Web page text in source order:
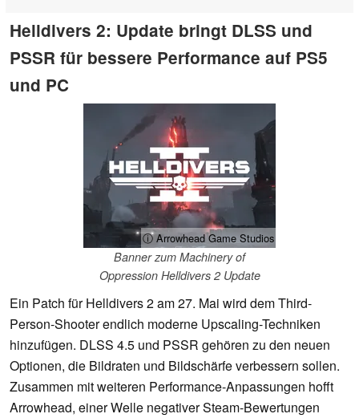
Helldivers 2: Update bringt DLSS und
PSSR für bessere Performance auf PS5
und PC
ⓘ Arrowhead Game Studios
Banner zum Machinery of
Oppression Helldivers 2 Update
Ein Patch für Helldivers 2 am 27. Mai wird dem Third-
Person-Shooter endlich moderne Upscaling-Techniken
hinzufügen. DLSS 4.5 und PSSR gehören zu den neuen
Optionen, die Bildraten und Bildschärfe verbessern sollen.
Zusammen mit weiteren Performance-Anpassungen hofft
Arrowhead, einer Welle negativer Steam-Bewertungen